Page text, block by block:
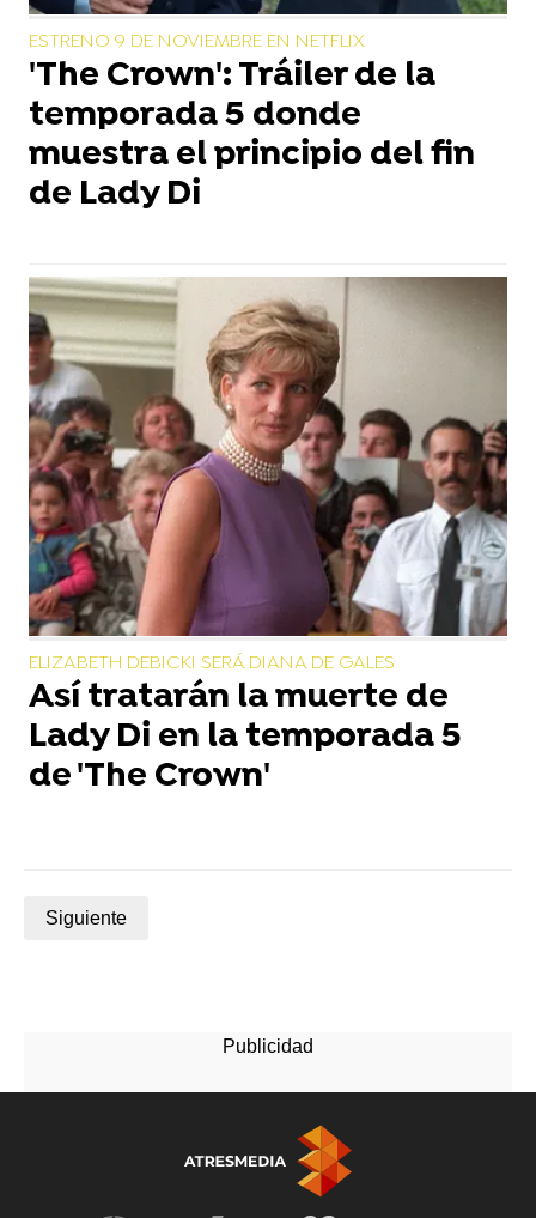
ESTRENO 9 DE NOVIEMBRE EN NETFLIX
'The Crown': Tráiler de la
temporada 5 donde
muestra el principio del fin
de Lady Di
ELIZABETH DEBICKI SERÁ DIANA DE GALES
Así tratarán la muerte de
Lady Di en la temporada 5
de 'The Crown'
Siguiente